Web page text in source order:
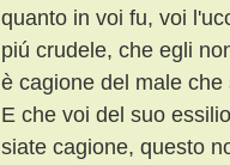
quanto in voi fu, voi
piú crudele, che egli
è cagione del male
E che voi del suo
siate cagione, questo